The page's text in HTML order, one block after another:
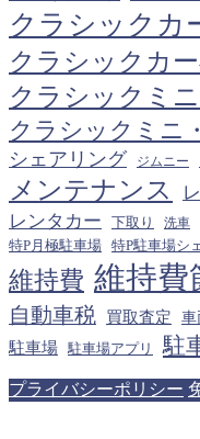
クラシックカ
クラシックカ
クラシックミ
クラシックミニ
シェアリング ジムニー
メンテナンス
レンタカー
下取り 洗車
特P月極駐車場
特P駐車場シ
維持費 維持費
自動車税 買取査定 車
駐車場 駐車場アプリ 駐
プライバシーポリシー